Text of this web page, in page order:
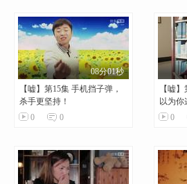
08分01秒
【嘘】第15集 手机挡子弹，
杀手更坚持！
0
0
【嘘
以为你
0